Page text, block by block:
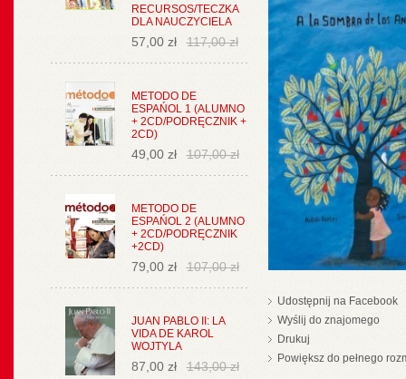
RECURSOS/TECZKA
DLA NAUCZYCIELA
57,00 zł 117,00 zł
METODO DE
ESPAŃOL 1 (ALUMNO
+ 2CD/PODRĘCZNIK +
2CD)
49,00 zł 107,00 zł
METODO DE
ESPAŃOL 2 (ALUMNO
+ 2CD/PODRĘCZNIK
+2CD)
79,00 zł 107,00 zł
JUAN PABLO II: LA
VIDA DE KAROL
WOJTYLA
87,00 zł 143,00 zł
Udostępnij na Facebook
Wyślij do znajomego
Drukuj
Powiększ do pełnego